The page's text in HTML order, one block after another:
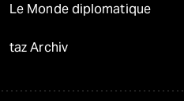
Le Monde diplomatique
taz Archiv